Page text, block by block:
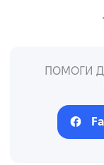
ПОМОГИ